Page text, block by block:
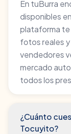
En tuBurra
disponibles
plataforma te
fotos reales
vendedores
mercado
todos los
¿Cuánto
Tocuyito?